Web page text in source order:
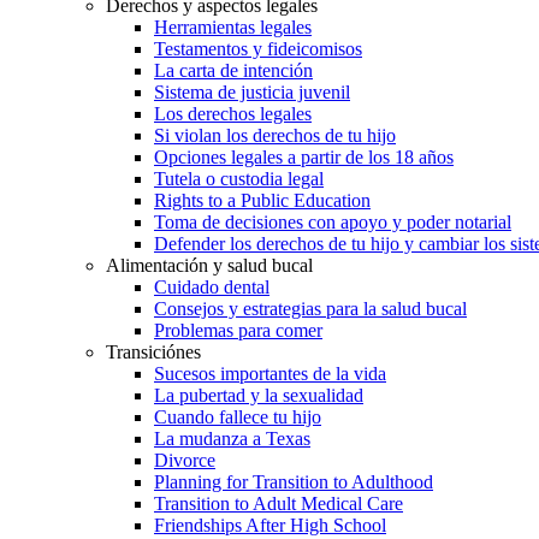
Derechos y aspectos legales
Herramientas legales
Testamentos y fideicomisos
La carta de intención
Sistema de justicia juvenil
Los derechos legales
Si violan los derechos de tu hijo
Opciones legales a partir de los 18 años
Tutela o custodia legal
Rights to a Public Education
Toma de decisiones con apoyo y poder notarial
Defender los derechos de tu hijo y cambiar los
Alimentación y salud bucal
Cuidado dental
Consejos y estrategias para la salud bucal
Problemas para comer
Transiciónes
Sucesos importantes de la vida
La pubertad y la sexualidad
Cuando fallece tu hijo
La mudanza a Texas
Divorce
Planning for Transition to Adulthood
Transition to Adult Medical Care
Friendships After High School